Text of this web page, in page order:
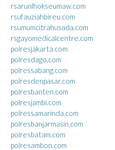
rsarunlhokseumaw.com
rsufauziahbireu.com
rsumumcitrahusada.com
rsgayomedicalcentre.com
polresjakarta.com
polresdago.com
polressabang.com
polresdenpasar.com
polresbanten.com
polresjambi.com
polressamarinda.com
polresbanjarmasin.com
polresbatam.com
polresambon.com